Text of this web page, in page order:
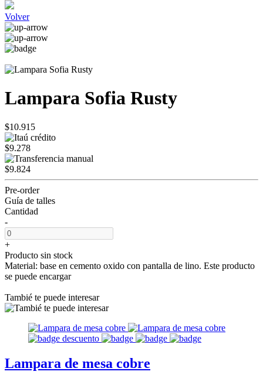
Volver
Lampara Sofia Rusty
$10.915
$9.278
$9.824
Pre-order
Guía de talles
Cantidad
-
+
Producto sin stock
Material: base en cemento oxido con pantalla de lino. Este producto
se puede encargar
Tambié te puede interesar
Lampara de mesa cobre